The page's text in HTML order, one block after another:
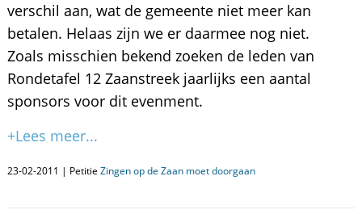
verschil aan, wat de gemeente niet meer kan
betalen. Helaas zijn we er daarmee nog niet.
Zoals misschien bekend zoeken de leden van
Rondetafel 12 Zaanstreek jaarlijks een aantal
sponsors voor dit evenment.
+Lees meer...
23-02-2011 | Petitie Zingen op de Zaan moet doorgaan